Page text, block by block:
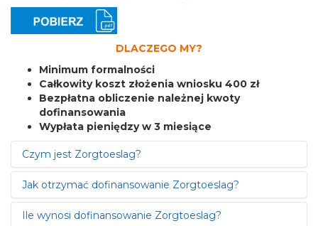
DLACZEGO MY?
Minimum formalności
Całkowity koszt złożenia wniosku 400 zł
Bezpłatna obliczenie należnej kwoty
dofinansowania
Wypłata pieniędzy w 3 miesiące
Czym jest Zorgtoeslag?
Czym jest Zorgtoeslag?
Każdy pracownik zatrudniony legalnie w Holandii musi
mieć wykupiony pakiet podstawowego holenderskiego
Jak otrzymać dofinansowanie Zorgtoeslag?
Jak ubiegać się o dofinansowanieZorgtoeslag
Ile wynosi dofinansowanie Zorgtoeslag?